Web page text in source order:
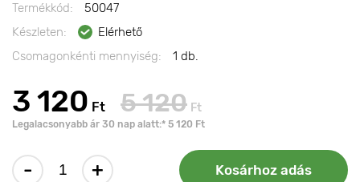
Termékkód:
50047
Készleten:
Elérhető
Csomagonkénti mennyiség:
1 db.
3 120 Ft 5 120 Ft
Legalacsonyabb ár 30 nap alatt:* 5 120 Ft
- + Kosárhoz adás